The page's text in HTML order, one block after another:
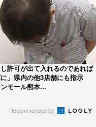
し許可が出て入れるのであれば
」県内の他3店舗にも指示
モール熊本...
Recommended by